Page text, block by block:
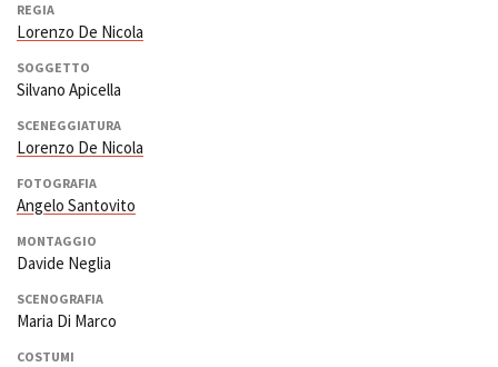
Società di produzione
Strutture di servizio
Professionisti
Attrici-Attori
Beginners
LOCATION GUIDE
FILM DATABASE
REGIA
Lorenzo De Nicola
SOGGETTO
Silvano Apicella
SCENEGGIATURA
Lorenzo De Nicola
FOTOGRAFIA
Angelo Santovito
MONTAGGIO
Davide Neglia
SCENOGRAFIA
Maria Di Marco
COSTUMI